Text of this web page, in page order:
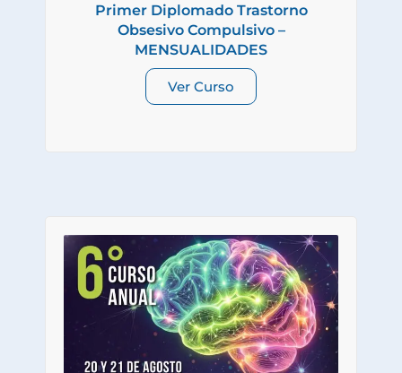
Primer Diplomado Trastorno
Obsesivo Compulsivo –
MENSUALIDADES
Ver Curso